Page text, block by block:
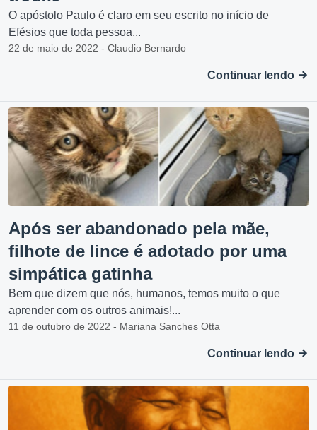
O apóstolo Paulo é claro em seu escrito no início de
Efésios que toda pessoa...
22 de maio de 2022 - Claudio Bernardo
Continuar lendo
Após ser abandonado pela mãe,
filhote de lince é adotado por uma
simpática gatinha
Bem que dizem que nós, humanos, temos muito o que
aprender com os outros animais!...
11 de outubro de 2022 - Mariana Sanches Otta
Continuar lendo